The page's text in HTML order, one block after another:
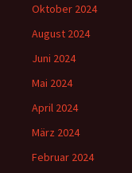
Oktober 2024
August 2024
Juni 2024
Mai 2024
April 2024
März 2024
Februar 2024